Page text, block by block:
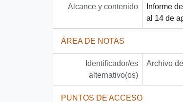
Alcance y contenido
Informe
al 14 de
ÁREA DE NOTAS
Identificador/es
alternativo(os)
Archivo
PUNTOS DE ACCESO